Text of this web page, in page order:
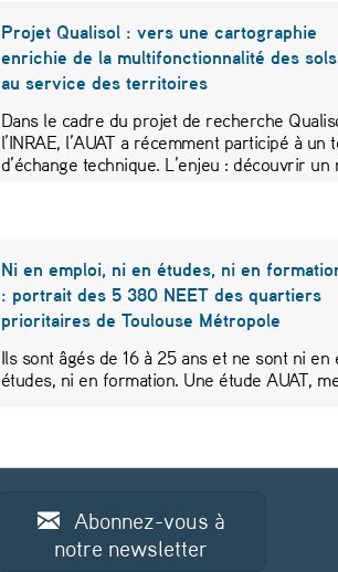
Projet Qualisol : vers une cartographie
enrichie de la multifonctionnalité des
au service des territoires
Dans le cadre du projet de recherche
l’INRAE, l’AUAT a récemment participé à un
d’échange technique. L’enjeu : découvrir un
Ni en emploi, ni en études, ni en
: portrait des 5 380 NEET des quartiers
prioritaires de Toulouse Métropole
Ils sont âgés de 16 à 25 ans et ne sont ni en
études, ni en formation. Une étude AUAT,
Abonnez-vous à
notre newsletter